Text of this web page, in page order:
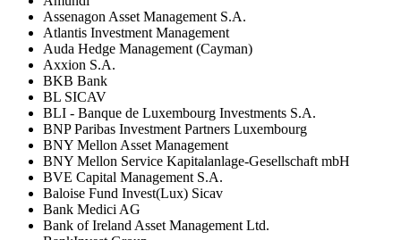
Assenagon Asset Management S.A.
Atlantis Investment Management
Auda Hedge Management (Cayman)
Axxion S.A.
BKB Bank
BL SICAV
BLI - Banque de Luxembourg Investments S.A.
BNP Paribas Investment Partners Luxembourg
BNY Mellon Asset Management
BNY Mellon Service Kapitalanlage-Gesellschaft mbH
BVE Capital Management S.A.
Baloise Fund Invest(Lux) Sicav
Bank Medici AG
Bank of Ireland Asset Management Ltd.